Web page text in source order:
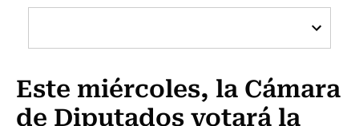
Cultura
Programas Radio y TV Usach
Este miércoles, la Cámara
de Diputados votará la